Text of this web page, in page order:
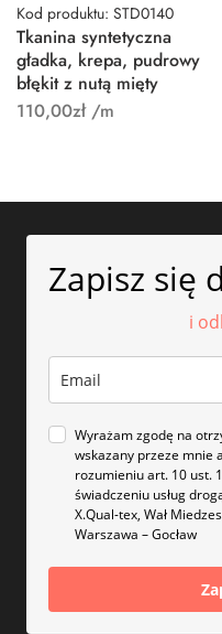
Kod produktu: STD0140
Tkanina syntetyczna
gładka, krepa, pudrowy
błękit z nutą mięty
110,00zł/m
Zapisz się
i
Wyrażam zgodę na
wskazany przeze mnie
rozumieniu art. 10 ust.
świadczeniu usług
X.Qual-tex, Wał
Warszawa – Gocław